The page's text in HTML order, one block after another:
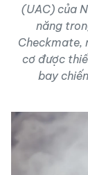
(UAC) của
năng
Checkmate,
cơ được
bay